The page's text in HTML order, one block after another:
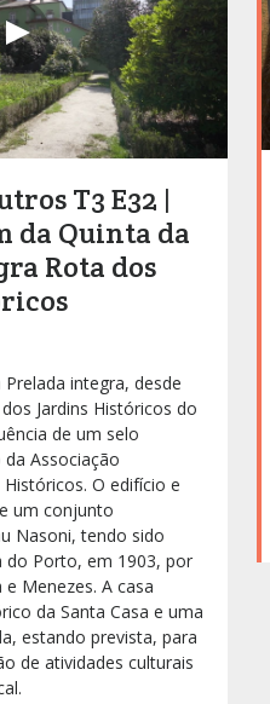
T3 E32 |
da Quinta da
Rota dos
integra, desde
Jardins Históricos do
de um selo
Associação
O edifício e
um conjunto
Nasoni, tendo sido
do Porto, em 1903, por
Menezes. A casa
da Santa Casa e uma
estando prevista, para
de atividades culturais